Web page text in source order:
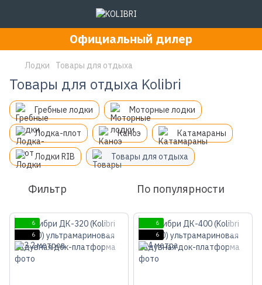
Официальный дилер
Лодки Товары для отдыха
Товары для отдыха Kolibri
Гребные лодки Моторные лодки
Лодка-плот Каноэ Катамараны
Лодки RIB Товары для отдыха
Фильтр По популярности
6
6
6
6